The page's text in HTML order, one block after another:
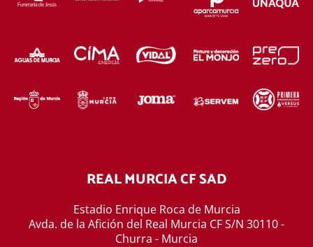
REAL MURCIA CF SAD
Estadio Enrique Roca de Murcia
Avda. de la Afición del Real Murcia CF S/N 30110 -
Churra - Murcia